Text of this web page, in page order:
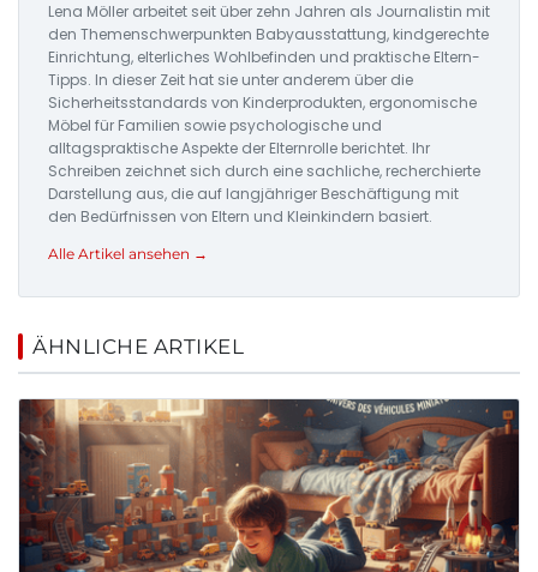
Lena Möller arbeitet seit über zehn Jahren als Journalistin mit
den Themenschwerpunkten Babyausstattung, kindgerechte
Einrichtung, elterliches Wohlbefinden und praktische Eltern-
Tipps. In dieser Zeit hat sie unter anderem über die
Sicherheitsstandards von Kinderprodukten, ergonomische
Möbel für Familien sowie psychologische und
alltagspraktische Aspekte der Elternrolle berichtet. Ihr
Schreiben zeichnet sich durch eine sachliche, recherchierte
Darstellung aus, die auf langjähriger Beschäftigung mit
den Bedürfnissen von Eltern und Kleinkindern basiert.
Alle Artikel ansehen →
ÄHNLICHE ARTIKEL